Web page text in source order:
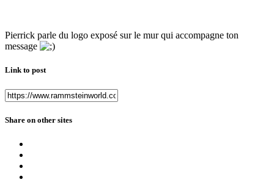
Pierrick parle du logo exposé sur le mur qui accompagne ton
message
Link to post
Share on other sites